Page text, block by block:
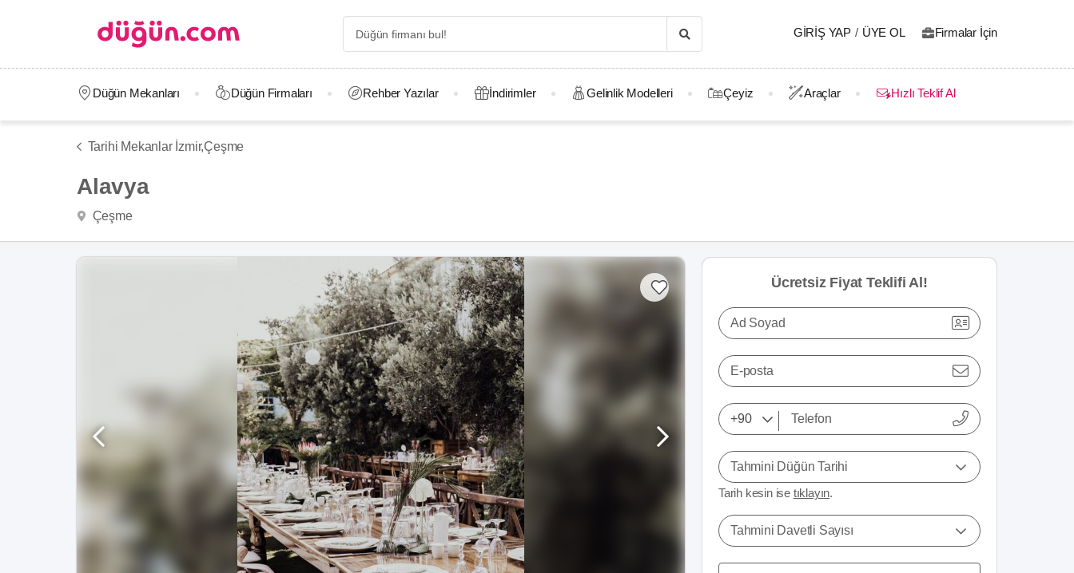
GIRIŞ YAP / ÜYE OL Firmalar İçin
Düğün Mekanları Düğün Firmaları Rehber Yazılar İndirimler Gelinlik Modelleri Çeyiz Araçlar Hızlı Teklif Al
Tarihi Mekanlar İzmir,Çeşme
Alavya
Çeşme
Ücretsiz Fiyat Teklifi Al!
Ad Soyad
E-posta
Tahmini Düğün Tarihi
Tarih kesin ise tıklayın.
Tahmini Davetli Sayısı